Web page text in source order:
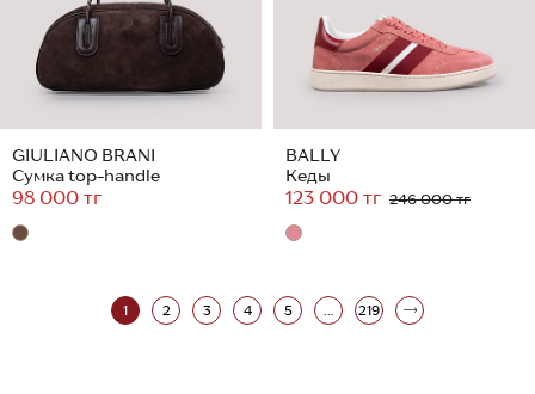
GIULIANO BRANI
Сумка top-handle
98 000 тг
BALLY
Кеды
123 000 тг 246 000 тг
1 2 3 4 5 ... 219